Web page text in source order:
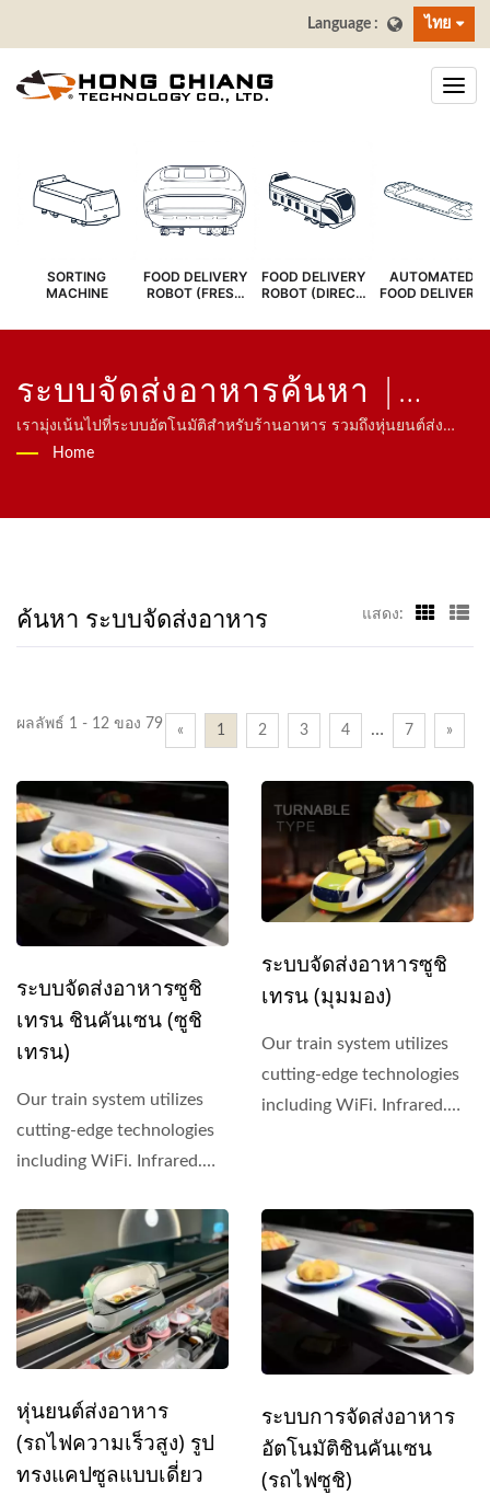
ไทย
SORTING
MACHINE
FOOD DELIVERY
ROBOT (FRESH
FOOD DELIVERY
ROBOT (DIRECT
AUTOMATED
FOOD DELIVERY
ระบบจัดส่งอาหารค้นหา |
สายพานลำเลียงซูชิบาร์ - ผู้
เจียง
เรามุ่งเน้นไปที่ระบบอัตโนมัติสำหรับร้านอาหาร รวมถึงหุ่นยนต์ส่ง
อาหาร ระบบรถไฟความเร็วสูง ระบบสายพานลำเลียง ระบบสายพาน
Home
ค้นหา ระบบจัดส่งอาหาร แสดง:
ผลลัพธ์ 1 - 12 ของ 79 « 1 2 3 4 … 7 »
ระบบจัดส่งอาหารซูชิ
เทรน ชินคันเซน (ซูชิ
เทรน)
Our train system utilizes
cutting-edge technologies
including WiFi. Infrared.
ระบบจัดส่งอาหารซูชิ
เทรน (มุมมอง)
Our train system utilizes
cutting-edge technologies
including WiFi. Infrared.
หุ่นยนต์ส่งอาหาร
(รถไฟความเร็วสูง) รูป
ทรงแคปซูลแบบเดี่ยว
ระบบการจัดส่งอาหาร
อัตโนมัติชินคันเซน
(รถไฟซูชิ)